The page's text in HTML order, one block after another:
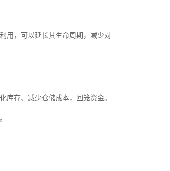
用，可以延长其生命周期，减少对
库存、减少仓储成本，回笼资金。